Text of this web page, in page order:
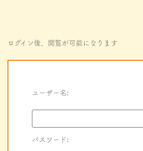
ログイン後、閲覧が可能になります
ユーザー名:
パスワード: